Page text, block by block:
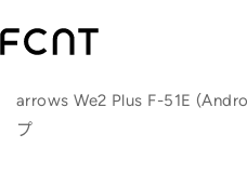
arrows We2 Plus F-51E
プ